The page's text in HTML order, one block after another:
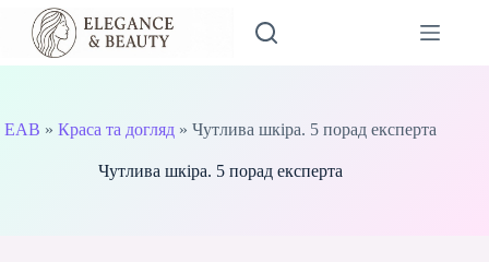
Перейти
вмісту
EAB » Краса та догляд» Чутлива шкіра. 5 порад експерта
Чутлива шкіра. 5 порад експерта